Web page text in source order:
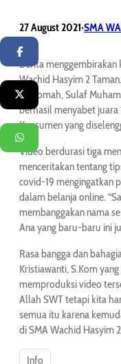
27 August 2021•SMA
Berita menggembirakan
Wachid Hasyim 2
Istiqomah, Sulaf
berhasil menyabet juara
Konsumen yang
Video berdurasi tiga
menceritakan tentang
covid-19 mengingatkan
dalam belanja online.
membanggakan nama
Ana yang baru-baru ini
Rasa bangga dan
Kristiawanti, S.Kom
memproduksi video
Allah SWT tetapi kita
semua itu karena
di SMA Wachid Hasyim
Info
Twitter